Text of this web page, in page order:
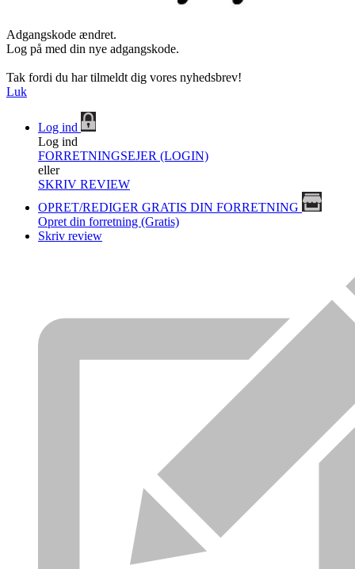
Adgangskode ændret.
Log på med din nye adgangskode.
Tak fordi du har tilmeldt dig vores nyhedsbrev!
Luk
Log ind
Log ind
FORRETNINGSEJER (LOGIN)
eller
SKRIV REVIEW
OPRET/REDIGER GRATIS DIN FORRETNING
Opret din forretning (Gratis)
Skriv review